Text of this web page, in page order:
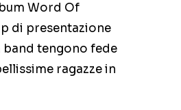
Word Of
di presentazione
band tengono fede
ragazze in